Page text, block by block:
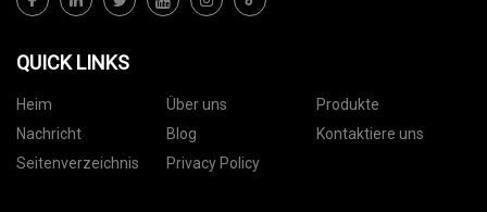
QUICK LINKS
Heim Über uns
Produkte
Nachricht
Blog
Kontaktiere uns
Seitenverzeichnis
Privacy Policy